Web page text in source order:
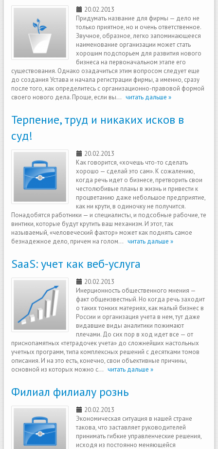
20.02.2013
Придумать название для фирмы — дело не
только приятное, но и очень ответственное.
Звучное, образное, легко запоминающееся
наименование организации может стать
хорошим подспорьем для развития нового
бизнеса на первоначальном этапе его
существования. Однако озадачиться этим вопросом следует еще
до создания Устава и начала регистрации фирмы, а именно, сразу
после того, как определитесь с организационно-правовой формой
своего нового дела. Проще, если вы... читать дальше »
Терпение, труд и никаких исков в
суд!
20.02.2013
Как говорится, «хочешь что-то сделать
хорошо — сделай это сам». К сожалению,
когда речь идет о бизнесе, претворить свои
честолюбивые планы в жизнь и привести к
процветанию даже небольшое предприятие,
как ни крути, в одиночку не получится.
Понадобятся работники — и специалисты, и подсобные рабочие, те
винтики, которые будут крутить ваш механизм. И этот, так
называемый, «человеческий фактор» может как поднять самое
безнадежное дело, причем на голом... читать дальше »
SaaS: учет как веб-услуга
20.02.2013
Инерционность общественного мнения —
факт общеизвестный. Но когда речь заходит
о таких тонких материях, как малый бизнес в
России и организация учета в нем, тут даже
видавшие виды аналитики пожимают
плечами. До сих пор в ход идет все — от
приснопамятных «тетрадочек учета» до сложнейших настольных
учетных программ, типа комплексных решений с десятками томов
описания. И на это есть, конечно, свои объективные причины,
основной из которых можно с... читать дальше »
Филиал филиалу рознь
20.02.2013
Экономическая ситуация в нашей стране
такова, что заставляет руководителей
принимать гибкие управленческие решения,
исходя из постоянно меняющейся